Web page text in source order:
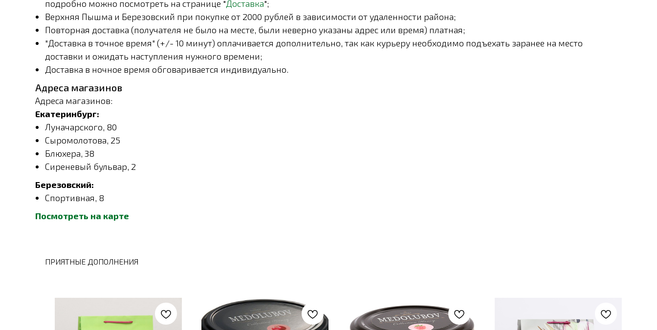
подробно можно посмотреть на странице "Доставка";
Верхняя Пышма и Березовский при покупке от 2000 рублей в зависимости от удаленности района;
Повторная доставка (получателя не было на месте, были неверно указаны адрес или время) платная;
"Доставка в точное время" (+/- 10 минут) оплачивается дополнительно, так как курьеру необходимо подъехать заранее на место
доставки и ожидать наступления нужного времени;
Доставка в ночное время обговаривается индивидуально.
Адреса магазинов
Адреса магазинов:
Екатеринбург:
Луначарского, 80
Сыромолотова, 25
Блюхера, 38
Сиреневый бульвар, 2
Березовский:
Спортивная, 8
Посмотреть на карте
ПРИЯТНЫЕ ДОПОЛНЕНИЯ